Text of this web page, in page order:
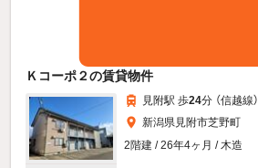
Ｋコーポ２の賃貸物件
見附駅 歩24分 （信越線）
新潟県見附市芝野町
2階建 / 26年4ヶ月 / 木造